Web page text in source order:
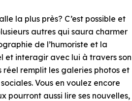
la plus près? C’est possible et
autres qui saura charmer
de l’humoriste et la
et interagir avec lui à travers son
remplit les galeries photos et
Vous en voulez encore
pourront aussi lire ses nouvelles,